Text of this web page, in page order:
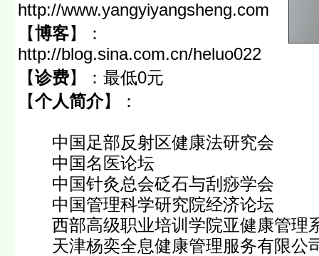
http://www.yangyiyangsheng.com
【博客】：
http://blog.sina.com.cn/heluo022
【诊费】： 最低0元
【个人简介】：
中国足部反射区健康法研
中国名医论坛 副
中国针灸总会砭石与刮痧学
中国管理科学研究院经济论坛
西部高级职业培训学院亚健康管
天津杨奕全息健康管理服务有限